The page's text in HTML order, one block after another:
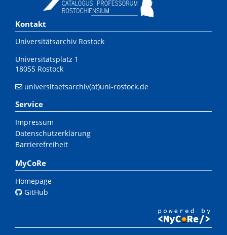
Kontakt
Universitätsarchiv Rostock
Universitätsplatz 1
18055 Rostock
universitaetsarchiv(at)uni-rostock.de
Service
Impressum
Datenschutzerklärung
Barrierefreiheit
MyCoRe
Homepage
GitHub